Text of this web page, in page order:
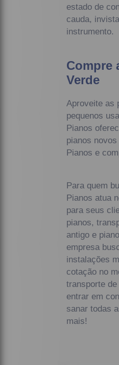
estado de
cauda,
instrumento.
Compre
Verde
Aproveite as
pequenos
Pianos
pianos
Pianos e
Para quem
Pianos atua
para seus
pianos,
antigo e
empresa
instalações
cotação no
transporte
entrar em
sanar todas
mais!